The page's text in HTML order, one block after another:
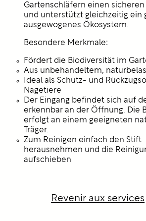
Gartenschläfern einen sicheren
und unterstützt gleichzeitig ein
ausgewogenes Ökosystem.
Besondere Merkmale:
Fördert die Biodiversität im
Aus unbehandeltem,
Ideal als Schutz- und
Nagetiere
Der Eingang befindet sich auf
erkennbar an der Öffnung. Die
erfolgt an einem geeigneten
Träger.
Zum Reinigen einfach den Stift
herausnehmen und die
aufschieben
Revenir aux services